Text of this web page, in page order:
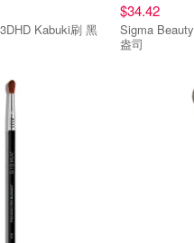
$34.42
Sigma Beauty Wicked眼线笔 0.02
盎司